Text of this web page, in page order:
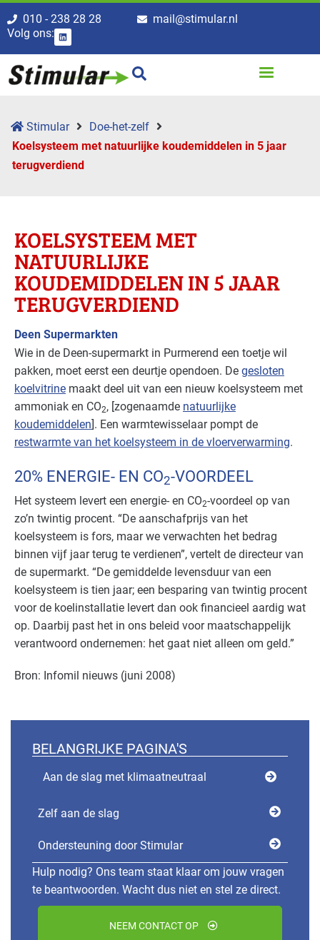
010 - 238 28 28
mail@stimular.nl
Volg ons:
Stimular
Doe-het-zelf
Koelsysteem met natuurlijke koudemiddelen in 5 jaar
terugverdiend
KOELSYSTEEM MET
NATUURLIJKE
KOUDEMIDDELEN IN 5 JAAR
TERUGVERDIEND
Deen Supermarkten
Wie in de Deen-supermarkt in Purmerend een toetje wil
pakken, moet eerst een deurtje opendoen. De gesloten
koelvitrine maakt deel uit van een nieuw koelsysteem met
ammoniak en CO2, [zogenaamde natuurlijke
koudemiddelen]. Een warmtewisselaar pompt de
restwarmte van het koelsysteem in de vloerverwarming.
20% ENERGIE- EN CO2-VOORDEEL
Het systeem levert een energie- en CO2-voordeel op van
zo’n twintig procent. “De aanschafprijs van het
koelsysteem is fors, maar we verwachten het bedrag
binnen vijf jaar terug te verdienen”, vertelt de directeur van
de supermarkt. “De gemiddelde levensduur van een
koelsysteem is tien jaar; een besparing van twintig procent
voor de koelinstallatie levert dan ook financieel aardig wat
op. Daarbij past het in ons beleid voor maatschappelijk
verantwoord ondernemen: het gaat niet alleen om geld.”
Bron: Infomil nieuws (juni 2008)
BELANGRIJKE PAGINA'S
Aan de slag met klimaatneutraal
Zelf aan de slag
Ondersteuning door Stimular
Hulp nodig? Ons team staat klaar om jouw vragen
te beantwoorden. Wacht dus niet en stel ze direct.
NEEM CONTACT OP